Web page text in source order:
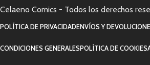
Celaeno Comics - Todos los derechos
POLÍTICA DE PRIVACIDADENVÍOS Y
CONDICIONES GENERALESPOLÍTICA DE COOKIES